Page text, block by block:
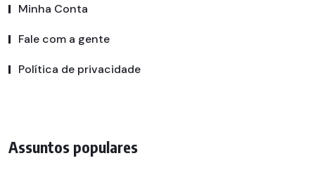
Minha Conta
Fale com a gente
Política de privacidade
Assuntos populares